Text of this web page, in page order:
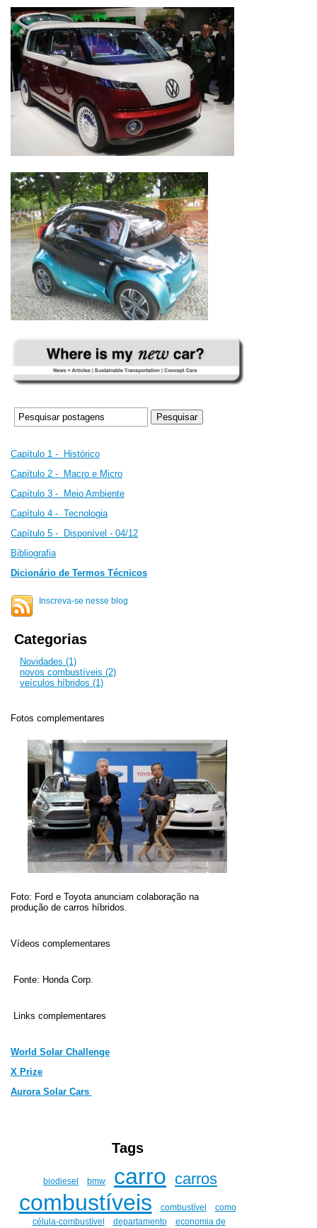
Capítulo 1 - Histórico
Capítulo 2 -
Macro e Micro
Capítulo 3 -
Meio Ambiente
Capítulo 4 - Tecnologia
Capítulo 5 - Disponível - 04/12
Bibliografia
Dicionário de Termos Técnicos
Inscreva-se nesse blog
Categorias
Novidades (1)
novos combustíveis (2)
veículos híbridos (1)
Fotos complementares
Foto: Ford e Toyota anunciam colaboração na
produção de carros híbridos.
Vídeos complementares
Fonte: Honda Corp.
Links complementares
World Solar Challenge
X Prize
Aurora Solar Cars
Tags
biodiesel bmw carro carros
combustíveis combustível
como
célula-combustível
departamento economia de